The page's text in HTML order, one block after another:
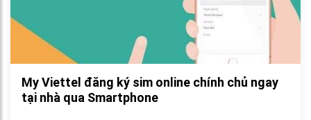
My Viettel đăng ký sim online chính chủ ngay
tại nhà qua Smartphone